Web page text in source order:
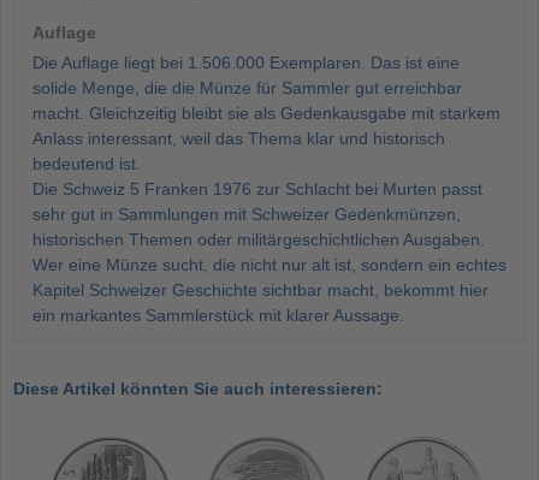
Auflage
Die Auflage liegt bei 1.506.000 Exemplaren. Das ist eine
solide Menge, die die Münze für Sammler gut erreichbar
macht. Gleichzeitig bleibt sie als Gedenkausgabe mit starkem
Anlass interessant, weil das Thema klar und historisch
bedeutend ist.
Die Schweiz 5 Franken 1976 zur Schlacht bei Murten passt
sehr gut in Sammlungen mit Schweizer Gedenkmünzen,
historischen Themen oder militärgeschichtlichen Ausgaben.
Wer eine Münze sucht, die nicht nur alt ist, sondern ein echtes
Kapitel Schweizer Geschichte sichtbar macht, bekommt hier
ein markantes Sammlerstück mit klarer Aussage.
Diese Artikel könnten Sie auch interessieren: